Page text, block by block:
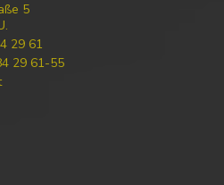
5
29 61
29 61-55